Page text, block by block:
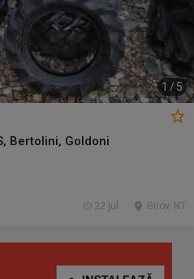
1 / 5
Bertolini, Goldoni
Girov, NT
22 jul.